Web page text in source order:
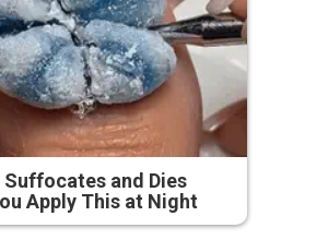
Suffocates and Dies
Apply This at Night